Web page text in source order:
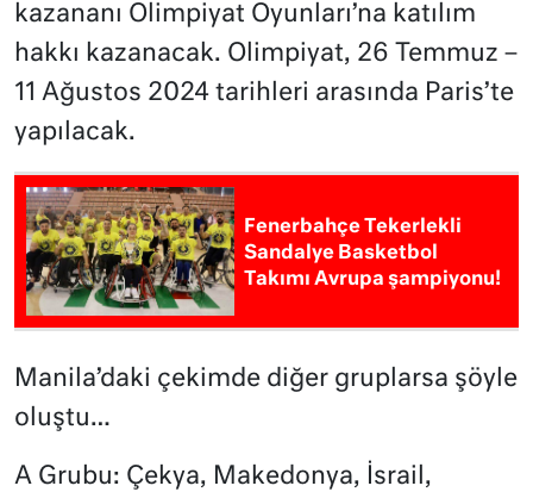
kazananı Olimpiyat Oyunları’na katılım
hakkı kazanacak. Olimpiyat, 26 Temmuz –
11 Ağustos 2024 tarihleri arasında Paris’te
yapılacak.
Fenerbahçe Tekerlekli
Sandalye Basketbol
Takımı Avrupa şampiyonu!
Manila’daki çekimde diğer gruplarsa şöyle
oluştu…
A Grubu: Çekya, Makedonya, İsrail,